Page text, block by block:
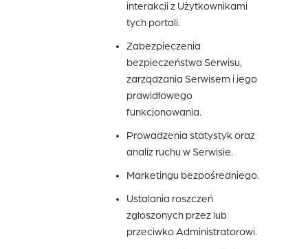
interakcji z Użytkownikami
tych portali.
Zabezpieczenia
bezpieczeństwa Serwisu,
zarządzania Serwisem i jego
prawidłowego
funkcjonowania.
Prowadzenia statystyk oraz
analiz ruchu w Serwisie.
Marketingu bezpośredniego.
Ustalania roszczeń
zgłoszonych przez lub
przeciwko Administratorowi.